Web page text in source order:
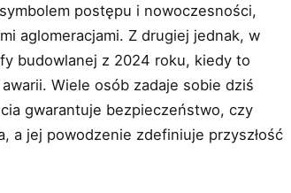
postępu i nowoczesności,
aglomeracjami. Z drugiej jednak, w
budowlanej z 2024 roku, kiedy to
Wiele osób zadaje sobie dziś
gwarantuje bezpieczeństwo, czy
a jej powodzenie zdefiniuje przyszłość